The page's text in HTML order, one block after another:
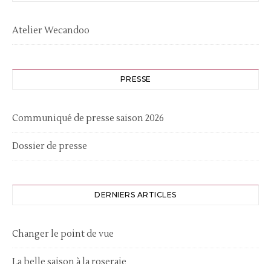
Atelier Wecandoo
PRESSE
Communiqué de presse saison 2026
Dossier de presse
DERNIERS ARTICLES
Changer le point de vue